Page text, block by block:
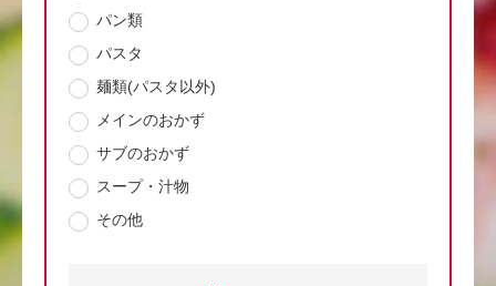
パン類
パスタ
麺類(パスタ以外)
メインのおかず
サブのおかず
スープ・汁物
その他